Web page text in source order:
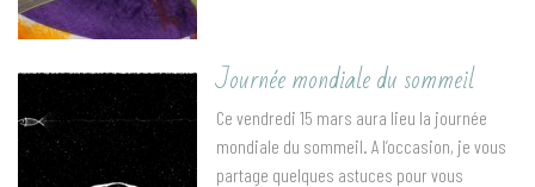
Journée mondiale du sommeil
Ce vendredi 15 mars aura lieu la journée
mondiale du sommeil. A l’occasion, je vous
partage quelques astuces pour vous